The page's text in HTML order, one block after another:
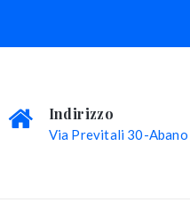
Indirizzo
Via Previtali 30-Abano